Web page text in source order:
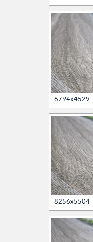
6794x4529
8256x5504